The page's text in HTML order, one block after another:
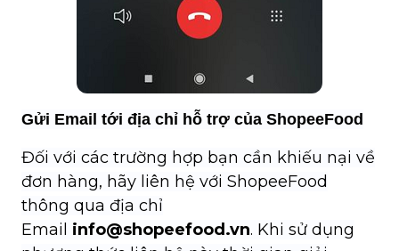
Gửi Email tới địa chỉ hỗ trợ của ShopeeFood
Đối với các trường hợp bạn cần khiếu nại về
đơn hàng, hãy liên hệ với ShopeeFood
thông qua địa chỉ
Email info@shopeefood.vn. Khi sử dụng